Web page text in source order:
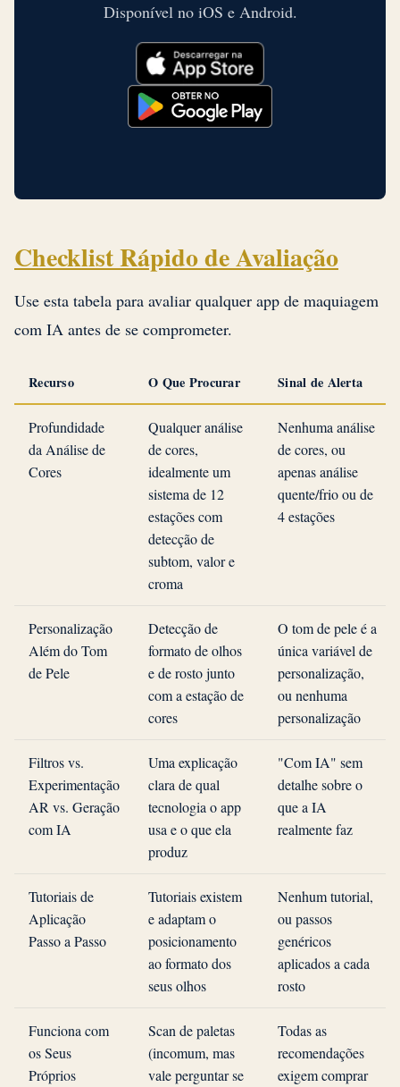
Disponível no iOS e Android.
Checklist Rápido de Avaliação
Use esta tabela para avaliar qualquer app de maquiagem
com IA antes de se comprometer.
Recurso O Que Procurar Sinal de Alerta
Profundidade
da Análise de
Cores
Qualquer análise
de cores,
idealmente um
sistema de 12
estações com
detecção de
subtom, valor e
croma
Nenhuma análise
de cores, ou
apenas análise
quente/frio ou de
4 estações
Personalização
Além do Tom
de Pele
Detecção de
formato de olhos
e de rosto junto
com a estação de
cores
O tom de pele é a
única variável de
personalização,
ou nenhuma
personalização
Filtros vs.
Experimentação
AR vs. Geração
com IA
Uma explicação
clara de qual
tecnologia o app
usa e o que ela
produz
"Com IA" sem
detalhe sobre o
que a IA
realmente faz
Tutoriais de
Aplicação
Passo a Passo
Tutoriais existem
e adaptam o
posicionamento
ao formato dos
seus olhos
Nenhum tutorial,
ou passos
genéricos
aplicados a cada
rosto
Funciona com
os Seus
Próprios
Scan de paletas
(incomum, mas
vale perguntar se
Todas as
recomendações
exigem comprar